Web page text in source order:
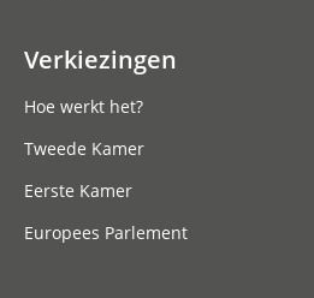
Verkiezingen
Hoe werkt het?
Tweede Kamer
Eerste Kamer
Europees Parlement